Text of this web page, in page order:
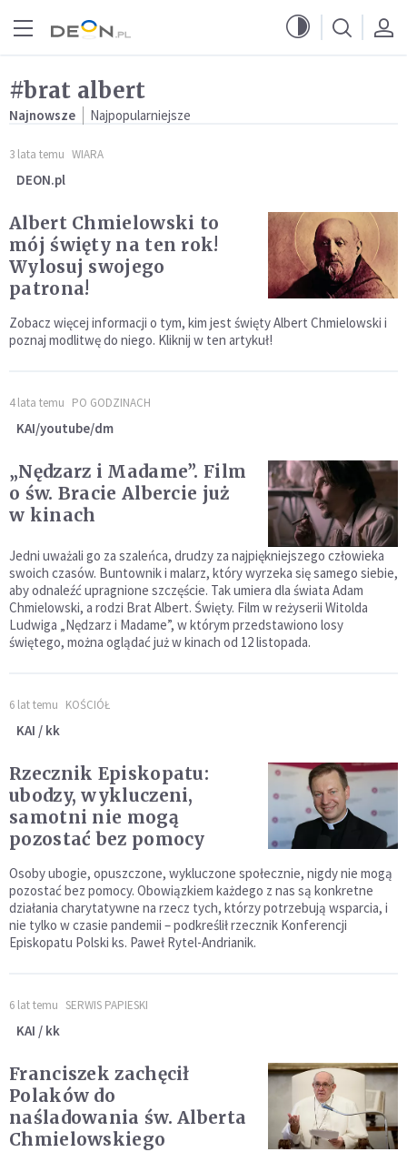
#brat albert
Najnowsze Najpopularniejsze
3 lata temu WIARA
DEON.pl
Albert Chmielowski to
mój święty na ten rok!
Wylosuj swojego
patrona!
Zobacz więcej informacji o tym, kim jest święty Albert Chmielowski i
poznaj modlitwę do niego. Kliknij w ten artykuł!
4 lata temu PO GODZINACH
KAI/youtube/dm
„Nędzarz i Madame”. Film
o św. Bracie Albercie już
w kinach
Jedni uważali go za szaleńca, drudzy za najpiękniejszego człowieka
swoich czasów. Buntownik i malarz, który wyrzeka się samego siebie,
aby odnaleźć upragnione szczęście. Tak umiera dla świata Adam
Chmielowski, a rodzi Brat Albert. Święty. Film w reżyserii Witolda
Ludwiga „Nędzarz i Madame”, w którym przedstawiono losy
świętego, można oglądać już w kinach od 12 listopada.
6 lat temu KOŚCIÓŁ
KAI / kk
Rzecznik Episkopatu:
ubodzy, wykluczeni,
samotni nie mogą
pozostać bez pomocy
Osoby ubogie, opuszczone, wykluczone społecznie, nigdy nie mogą
pozostać bez pomocy. Obowiązkiem każdego z nas są konkretne
działania charytatywne na rzecz tych, którzy potrzebują wsparcia, i
nie tylko w czasie pandemii – podkreślił rzecznik Konferencji
Episkopatu Polski ks. Paweł Rytel-Andrianik.
6 lat temu SERWIS PAPIESKI
KAI / kk
Franciszek zachęcił
Polaków do
naśladowania św. Alberta
Chmielowskiego